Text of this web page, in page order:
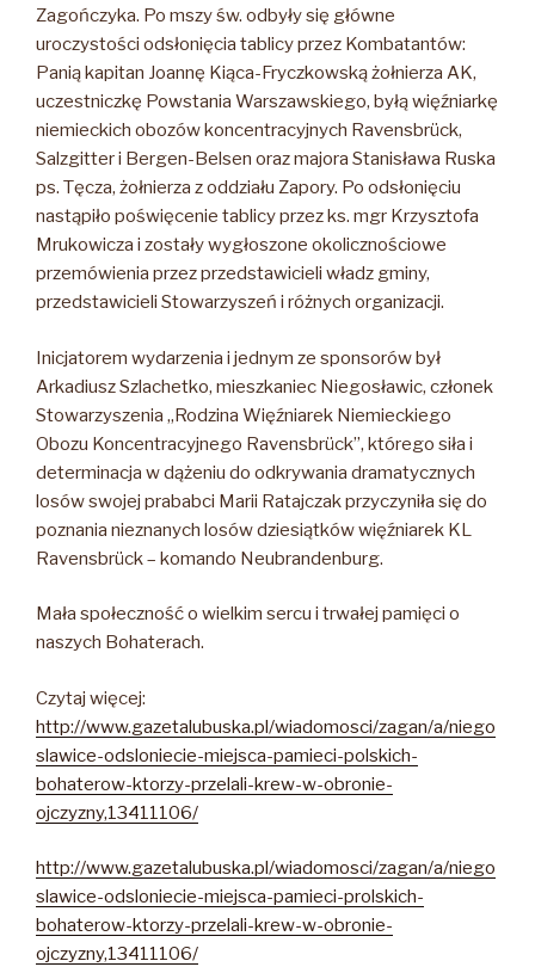
Zagończyka. Po mszy św. odbyły się główne
uroczystości odsłonięcia tablicy przez Kombatantów:
Panią kapitan Joannę Kiąca-Fryczkowską żołnierza AK,
uczestniczkę Powstania Warszawskiego, byłą więźniarkę
niemieckich obozów koncentracyjnych Ravensbrück,
Salzgitter i Bergen-Belsen oraz majora Stanisława Ruska
ps. Tęcza, żołnierza z oddziału Zapory. Po odsłonięciu
nastąpiło poświęcenie tablicy przez ks. mgr Krzysztofa
Mrukowicza i zostały wygłoszone okolicznościowe
przemówienia przez przedstawicieli władz gminy,
przedstawicieli Stowarzyszeń i różnych organizacji.
Inicjatorem wydarzenia i jednym ze sponsorów był
Arkadiusz Szlachetko, mieszkaniec Niegosławic, członek
Stowarzyszenia „Rodzina Więźniarek Niemieckiego
Obozu Koncentracyjnego Ravensbrück”, którego siła i
determinacja w dążeniu do odkrywania dramatycznych
losów swojej prababci Marii Ratajczak przyczyniła się do
poznania nieznanych losów dziesiątków więźniarek KL
Ravensbrück – komando Neubrandenburg.
Mała społeczność o wielkim sercu i trwałej pamięci o
naszych Bohaterach.
Czytaj więcej:
http://www.gazetalubuska.pl/wiadomosci/zagan/a/niego
slawice-odsloniecie-miejsca-pamieci-polskich-
bohaterow-ktorzy-przelali-krew-w-obronie-
ojczyzny,13411106/
http://www.gazetalubuska.pl/wiadomosci/zagan/a/niego
slawice-odsloniecie-miejsca-pamieci-prolskich-
bohaterow-ktorzy-przelali-krew-w-obronie-
ojczyzny,13411106/